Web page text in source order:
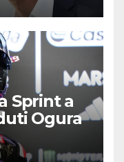
Sprint a
Ogura